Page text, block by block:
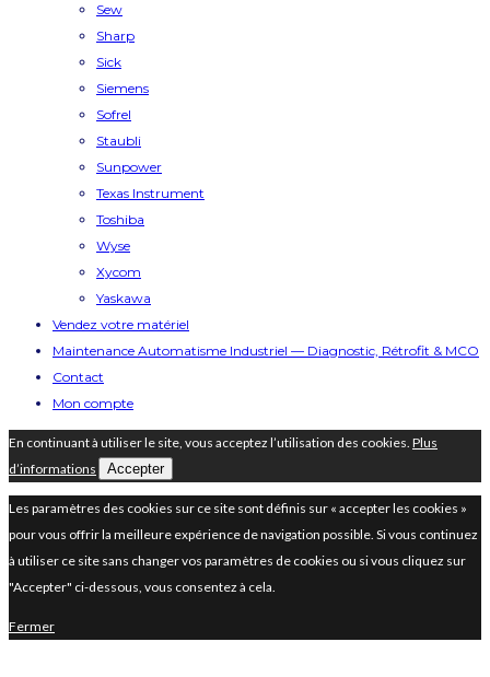
Sew
Sharp
Sick
Siemens
Sofrel
Staubli
Sunpower
Texas Instrument
Toshiba
Wyse
Xycom
Yaskawa
Vendez votre matériel
Maintenance Automatisme Industriel — Diagnostic, Rétrofit & MCO
Contact
Mon compte
En continuant à utiliser le site, vous acceptez l’utilisation des cookies. Plus
d’informations
Accepter
Les paramètres des cookies sur ce site sont définis sur « accepter les cookies »
pour vous offrir la meilleure expérience de navigation possible. Si vous continuez
à utiliser ce site sans changer vos paramètres de cookies ou si vous cliquez sur
"Accepter" ci-dessous, vous consentez à cela.
Fermer